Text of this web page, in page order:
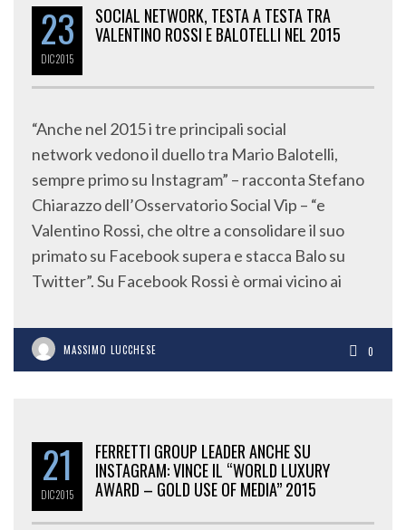
23
DIC2015
SOCIAL NETWORK, TESTA A TESTA TRA
VALENTINO ROSSI E BALOTELLI NEL 2015
“Anche nel 2015 i tre principali social
network vedono il duello tra Mario Balotelli,
sempre primo su Instagram” – racconta Stefano
Chiarazzo dell’Osservatorio Social Vip – “e
Valentino Rossi, che oltre a consolidare il suo
primato su Facebook supera e stacca Balo su
Twitter”. Su Facebook Rossi è ormai vicino ai
MASSIMO LUCCHESE 0
21
DIC2015
FERRETTI GROUP LEADER ANCHE SU
INSTAGRAM: VINCE IL “WORLD LUXURY
AWARD – GOLD USE OF MEDIA” 2015